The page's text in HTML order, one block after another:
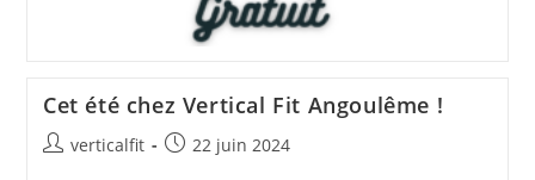
Cet été chez Vertical Fit Angoulême !
Auteur/autrice
verticalfit
Publication
22 juin 2024